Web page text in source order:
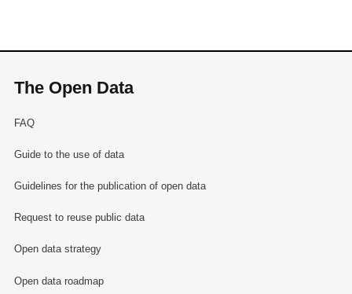
The Open Data
FAQ
Guide to the use of data
Guidelines for the publication of open data
Request to reuse public data
Open data strategy
Open data roadmap